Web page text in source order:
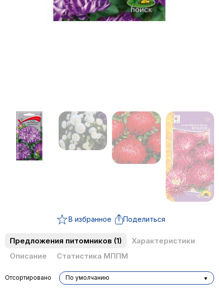
В избранное Поделиться
Предложения питомников (1)
Характеристики
Описание
Статистика МППМ
Отсортировано По умолчанию